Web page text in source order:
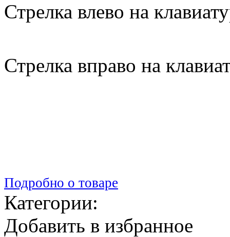
Стрелка влево на
Стрелка вправо на
Подробно о товаре
Категории:
Добавить в избранное